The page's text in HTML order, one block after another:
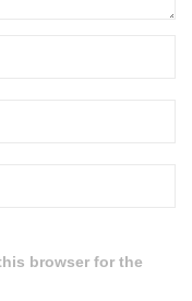
browser for the